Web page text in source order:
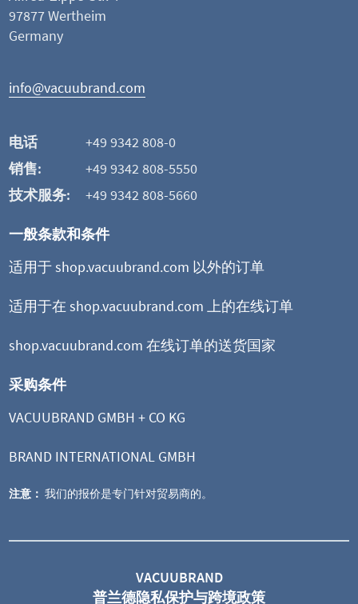
97877 Wertheim
Germany
info@vacuubrand.com
电话
+49 9342 808-0
销售:
+49 9342 808-5550
技术服务:
+49 9342 808-5660
一般条款和条件
适用于 shop.vacuubrand.com 以外的订单
适用于在 shop.vacuubrand.com 上的在线订单
shop.vacuubrand.com 在线订单的送货国家
采购条件
VACUUBRAND GMBH + CO KG
BRAND INTERNATIONAL GMBH
注意： 我们的报价是专门针对贸易商的。
VACUUBRAND
普兰德隐私保护与跨境政策